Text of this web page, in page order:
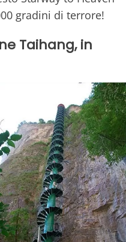
gradini di terrore!
Taihang, in